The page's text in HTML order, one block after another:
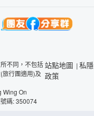
不同，不包括
行團適用)及
Wing On
碼: 350074
站點地圖 | 私隱
政策